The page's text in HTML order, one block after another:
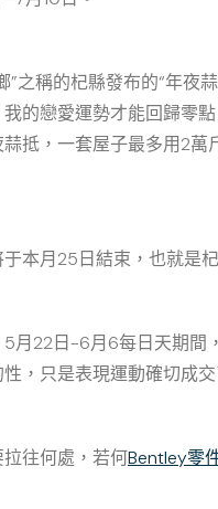
稱的杞縣發布的“年夜
的戀愛運勢才能回歸零
抵，一套屋子最多用2
月25日結束，也就是杞
22日-6月6每日天期間
，只是表現運動確切成
往何處，若何Bentley零